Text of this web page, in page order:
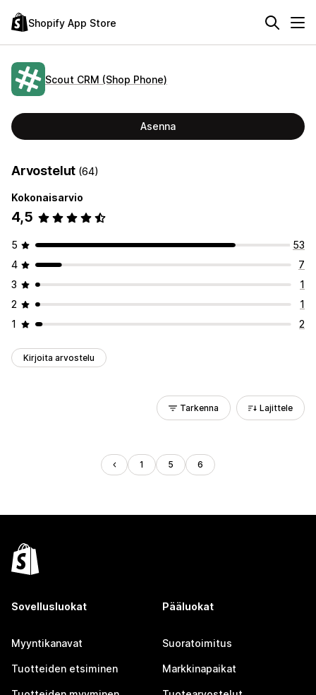
Shopify App Store
Scout CRM (Shop Phone)
Asenna
Arvostelut (64)
Kokonaisarvio
4,5
5
53
4
7
3
1
2
1
1
2
Kirjoita arvostelu
Tarkenna Lajittele
1 5 6
Sovellusluokat
Myyntikanavat
Tuotteiden etsiminen
Pääluokat
Suoratoimitus
Markkinapaikat